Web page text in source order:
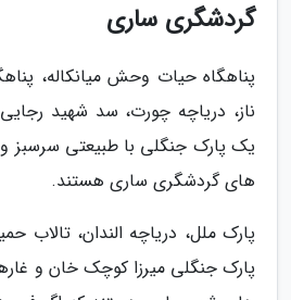
گردشگری ساری
پناهگاه حیات وحش میانکاله،
ناز، دریاچه چورت، سد شهید
یک پارک جنگلی با طبیعتی سرسبز
های گردشگری ساری هستند.
پارک ملل، دریاچه الندان، تالاب
پارک جنگلی میرزا کوچک خان و